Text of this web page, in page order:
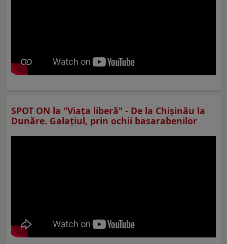
SPOT ON la "Viaţa liberă" - De la Chișinău la
Dunăre. Galațiul, prin ochii basarabenilor